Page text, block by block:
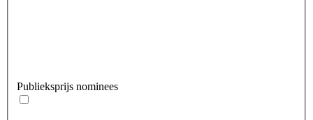
Publieksprijs nominees